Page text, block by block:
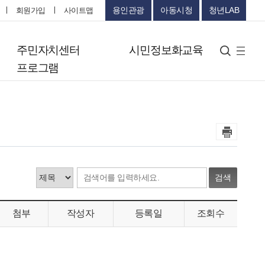
회원가입 사이트맵 용인관광 아동시청 청년LAB
주민자치센터
프로그램
시민정보화교육 검색
사
트
검색
첨부 작성자 등록일 조회수